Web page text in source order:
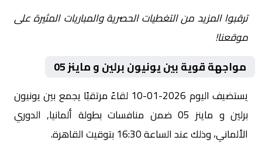
ترقبوا المزيد من التغطيات الحصرية والمباريات المثيرة على
موقعنا!
مواجهة قوية بين يونيون برلين و ماينز 05
يستضيف اليوم 2026-01-10 لقاءً مرتقبًا يجمع بين يونيون
برلين و ماينز 05 ضمن منافسات بطولة ألمانيا, الدوري
الألماني، وذلك عند الساعة 16:30 بتوقيت القاهرة.